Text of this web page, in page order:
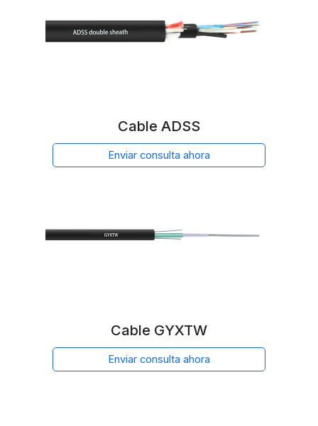
Cable ADSS
Enviar consulta ahora
Cable GYXTW
Enviar consulta ahora